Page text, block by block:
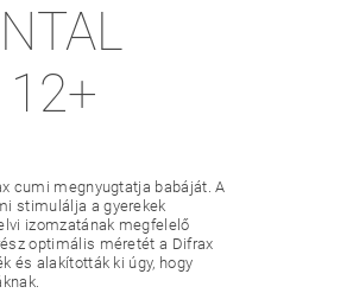
RENDELÉSEM
12+
cumi megnyugtatja babáját. A
stimulálja a gyerekek
izomzatának megfelelő
optimális méretét a Difrax
és alakították ki úgy, hogy